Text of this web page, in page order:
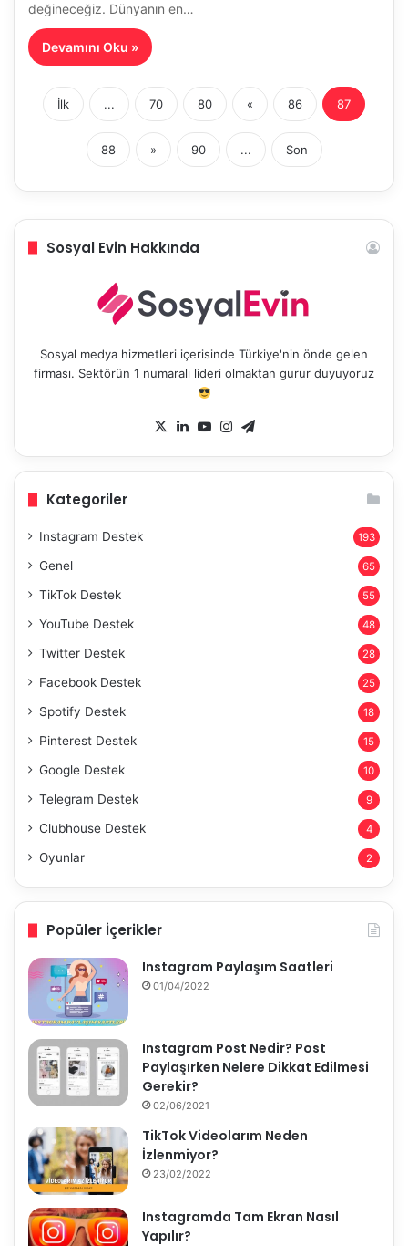
değineceğiz. Dünyanın en…
Devamını Oku »
İlk ... 70 80 « 86 87
88 » 90 ... Son
Sosyal Evin Hakkında
Sosyal medya hizmetleri içerisinde Türkiye'nin önde gelen
firması. Sektörün 1 numaralı lideri olmaktan gurur duyuyoruz
X LinkedIn
YouTubeInstagram
Kategoriler
Instagram Destek 193
Genel 65
TikTok Destek 55
YouTube Destek 48
Twitter Destek 28
Facebook Destek 25
Spotify Destek 18
Pinterest Destek 15
Google Destek 10
Telegram Destek 9
Clubhouse Destek 4
Oyunlar 2
Popüler İçerikler
Instagram Paylaşım Saatleri
01/04/2022
Instagram Post Nedir? Post
Paylaşırken Nelere Dikkat Edilmesi
Gerekir?
02/06/2021
TikTok Videolarım Neden
İzlenmiyor?
23/02/2022
Instagramda Tam Ekran Nasıl
Yapılır?